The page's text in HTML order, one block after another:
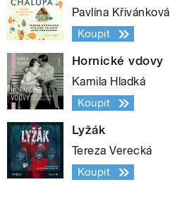
Pavlína Křivánková
Koupit
Hornické vdovy
Kamila Hladká
Koupit
Lyžák
Tereza Verecká
Koupit